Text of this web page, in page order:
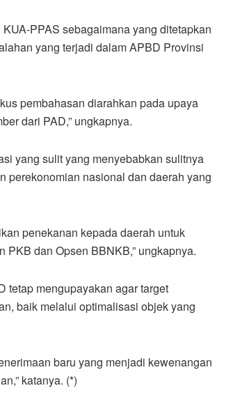
PPAS sebagaimana yang ditetapkan
yang terjadi dalam APBD Provinsi
pembahasan diarahkan pada upaya
dari PAD,” ungkapnya.
yang sulit yang menyebabkan sulitnya
perekonomian nasional dan daerah yang
penekanan kepada daerah untuk
dan Opsen BBNKB,” ungkapnya.
tetap mengupayakan agar target
baik melalui optimalisasi objek yang
baru yang menjadi kewenangan
katanya. (*)